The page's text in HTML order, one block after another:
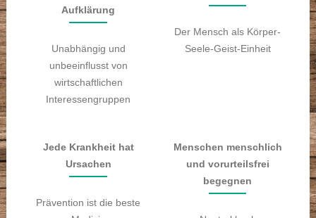
Aufklärung
Unabhängig und
unbeeinflusst von
wirtschaftlichen
Interessengruppen
Der Mensch als Körper-
Seele-Geist-Einheit
Jede Krankheit hat
Ursachen
Prävention ist die beste
Menschen menschlich
und vorurteilsfrei
begegnen